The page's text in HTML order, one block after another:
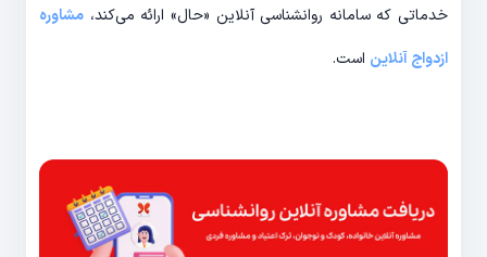
خدماتی که سامانه روانشناسی آنلاین «حال» ارائه می‌کند، مشاوره
ازدواج آنلاین است.